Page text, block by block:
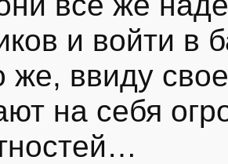
и войти в
же, ввиду
на себя